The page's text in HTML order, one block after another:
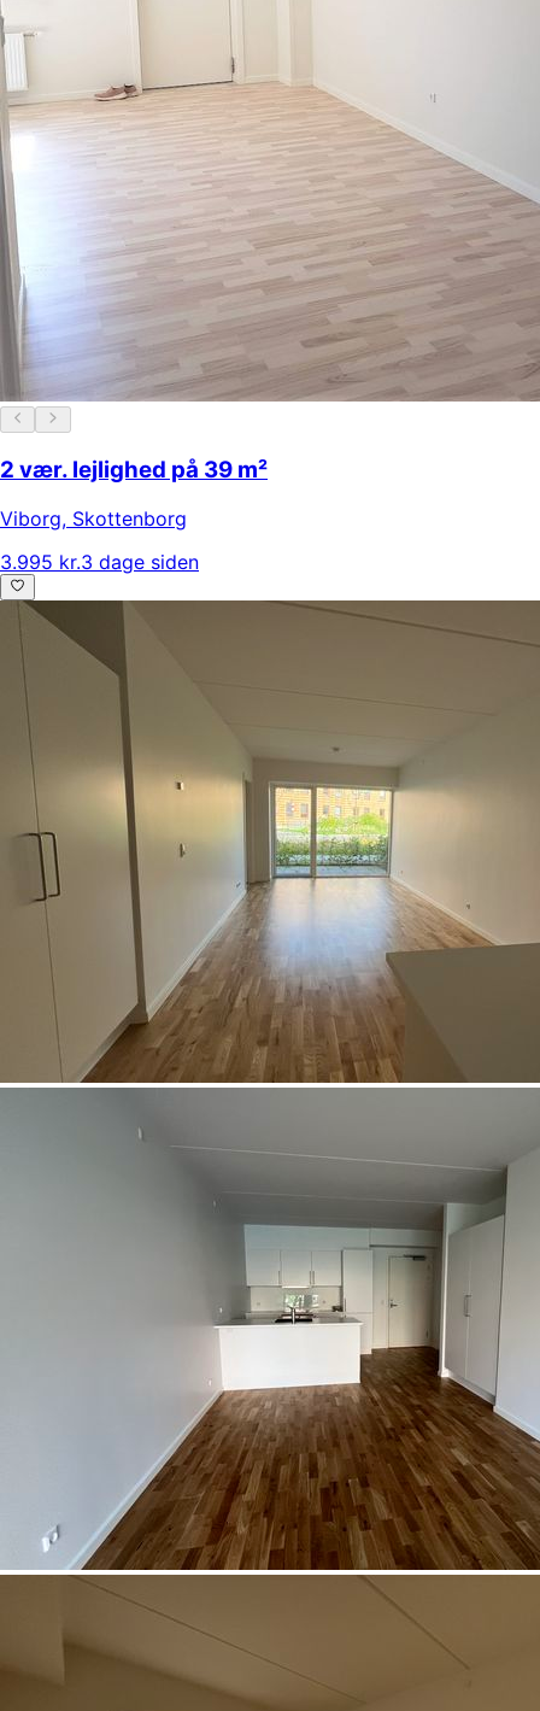
2 vær. lejlighed på 39 m²
Viborg, Skottenborg
3.995 kr.3 dage siden